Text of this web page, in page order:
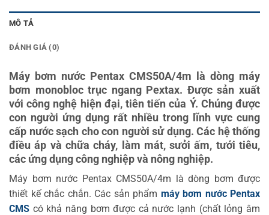
MÔ TẢ
ĐÁNH GIÁ (0)
Máy bơm nước Pentax CMS50A/4m là dòng máy
bơm monobloc trục ngang Pextax. Được sản xuất
với công nghệ hiện đại, tiên tiến của Ý. Chúng được
con người ứng dụng rất nhiều trong lĩnh vực cung
cấp nước sạch cho con người sử dụng. Các hệ thống
điều áp và chữa cháy, làm mát, sưởi ấm, tưới tiêu,
các ứng dụng công nghiệp và nông nghiệp.
Máy bơm nước Pentax CMS50A/4m là dòng bơm được
thiết kế chắc chắn. Các sản phẩm máy bơm nước Pentax
CMS có khả năng bơm được cả nước lạnh (chất lỏng âm